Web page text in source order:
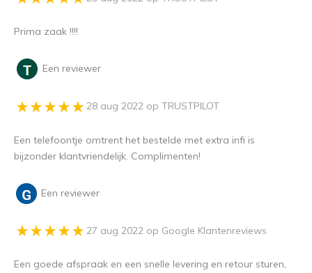
Prima zaak !!!!
Een reviewer
28 aug 2022 op TRUSTPILOT
Een telefoontje omtrent het bestelde met extra infi is
bijzonder klantvriendelijk. Complimenten!
Een reviewer
27 aug 2022 op Google Klantenreviews
Een goede afspraak en een snelle levering en retour sturen,